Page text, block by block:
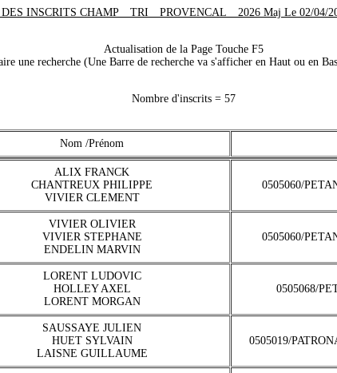
INSCRITS CHAMP__TRI__PROVENCAL__2026 Maj Le 02/04/
Actualisation de la Page Touche F5
une recherche (Une Barre de recherche va s'afficher en Haut ou en
Nombre d'inscrits = 57
Nom /Prénom
ALIX FRANCK
CHANTREUX PHILIPPE
VIVIER CLEMENT
0505060/
VIVIER OLIVIER
VIVIER STEPHANE
ENDELIN MARVIN
0505060/
LORENT LUDOVIC
HOLLEY AXEL
LORENT MORGAN
0505068/
SAUSSAYE JULIEN
HUET SYLVAIN
LAISNE GUILLAUME
0505019/